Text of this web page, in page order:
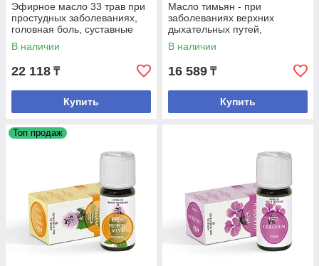
Эфирное масло 33 трав при
простудных заболеваниях,
головная боль, суставные
заболевания
В наличии
22 118 ₸
Купить
Масло тимьян - при
заболеваниях верхних
дыхательных путей,
противовирусное,
антисептическое
В наличии
16 589 ₸
Купить
Топ продаж